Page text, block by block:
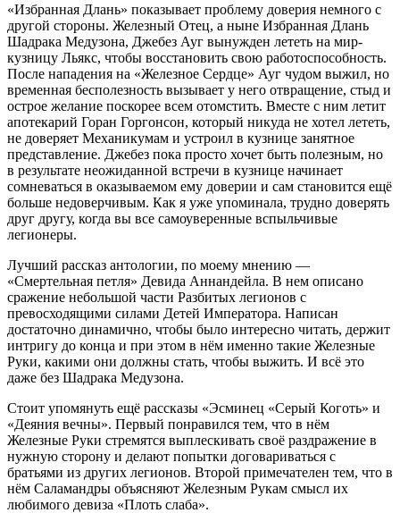
«Избранная Длань» показывает проблему доверия немного с
другой стороны. Железный Отец, а ныне Избранная Длань
Шадрака Медузона, Джебез Ауг вынужден лететь на мир-
кузницу Льякс, чтобы восстановить свою работоспособность.
После нападения на «Железное Сердце» Ауг чудом выжил, но
временная бесполезность вызывает у него отвращение, стыд и
острое желание поскорее всем отомстить. Вместе с ним летит
апотекарий Горан Горгонсон, который никуда не хотел лететь,
не доверяет Механикумам и устроил в кузнице занятное
представление. Джебез пока просто хочет быть полезным, но
в результате неожиданной встречи в кузнице начинает
сомневаться в оказываемом ему доверии и сам становится ещё
больше недоверчивым. Как я уже упоминала, трудно доверять
друг другу, когда вы все самоуверенные вспыльчивые
легионеры.
Лучший рассказ антологии, по моему мнению —
«Смертельная петля» Девида Аннандейла. В нем описано
сражение небольшой части Разбитых легионов с
превосходящими силами Детей Императора. Написан
достаточно динамично, чтобы было интересно читать, держит
интригу до конца и при этом в нём именно такие Железные
Руки, какими они должны стать, чтобы выжить. И всё это
даже без Шадрака Медузона.
Стоит упомянуть ещё рассказы «Эсминец «Серый Коготь» и
«Деяния вечны». Первый понравился тем, что в нём
Железные Руки стремятся выплескивать своё раздражение в
нужную сторону и делают попытки договариваться с
братьями из других легионов. Второй примечателен тем, что в
нём Саламандры объясняют Железным Рукам смысл их
любимого девиза «Плоть слаба».